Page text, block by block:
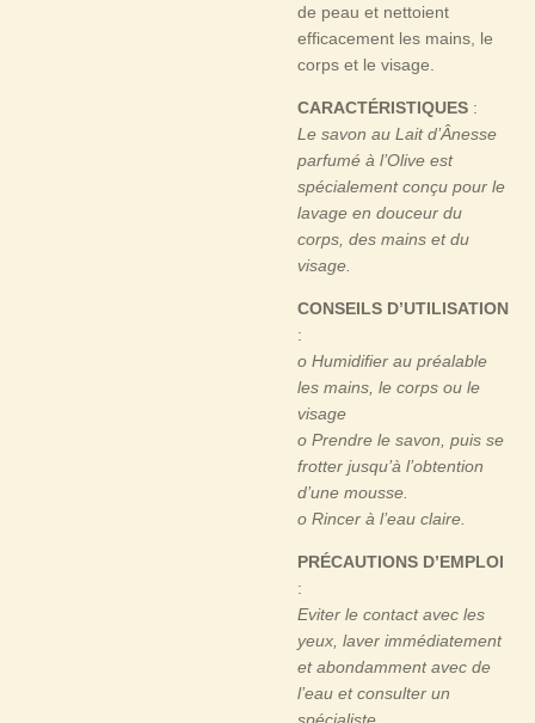
de peau et nettoient
efficacement les mains, le
corps et le visage.
CARACTÉRISTIQUES :
Le savon au Lait d’Ânesse
parfumé à l’Olive est
spécialement conçu pour le
lavage en douceur du
corps, des mains et du
visage.
CONSEILS D’UTILISATION
:
o Humidifier au préalable
les mains, le corps ou le
visage
o Prendre le savon, puis se
frotter jusqu’à l’obtention
d’une mousse.
o Rincer à l’eau claire.
PRÉCAUTIONS D’EMPLOI
:
Eviter le contact avec les
yeux, laver immédiatement
et abondamment avec de
l’eau et consulter un
spécialiste.